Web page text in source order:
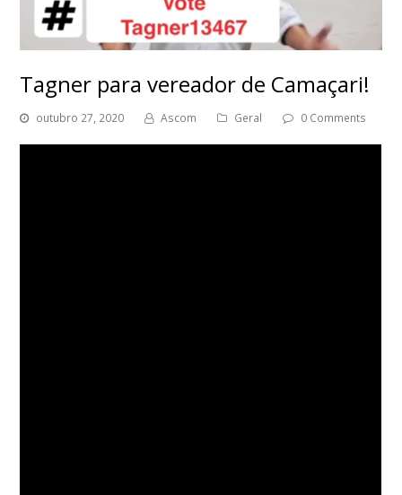
Tagner para vereador de Camaçari!
outubro 27, 2020 Ascom Geral 0 Comments